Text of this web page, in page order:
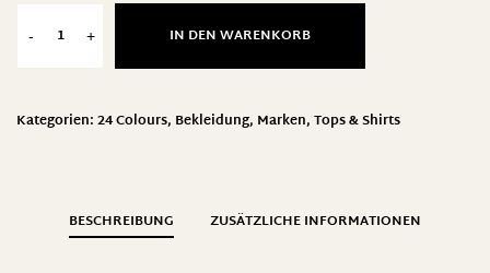
- + IN DEN WARENKORB
Kategorien:24 Colours, Bekleidung, Marken,Tops & Shirts
BESCHREIBUNG ZUSÄTZLICHE INFORMATIONEN